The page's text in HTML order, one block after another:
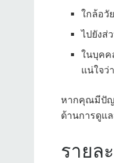
ใกล้อวั
ไปยังส่
ในบุคค
แน่ใจว่
หากคุณมีปัญ
ด้านการดูแ
รายล